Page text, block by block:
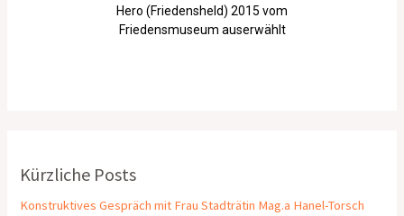
Hero (Friedensheld) 2015 vom
Friedensmuseum auserwählt
Kürzliche Posts
Konstruktives Gespräch mit Frau Stadträtin Mag.a Hanel-Torsch